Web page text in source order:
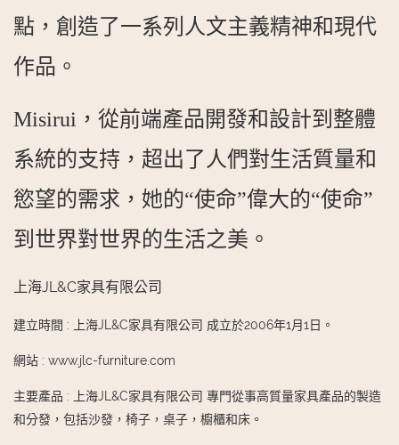
點，創造了一系列人文主義精神和現代
作品。
Misirui，從前端產品開發和設計到整體
系統的支持，超出了人們對生活質量和
慾望的需求，她的“使命”偉大的“使命”
到世界對世界的生活之美。
上海JL&C家具有限公司
建立時間 : 上海JL&C家具有限公司 成立於2006年1月1日。
網站 : www.jlc-furniture.com
主要產品 :
上海JL&C家具有限公司 專門從事高質量家具產品的製造
和分發，包括沙發，椅子，桌子，櫥櫃和床。